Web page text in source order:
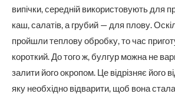
випічки, середній використовують для
каш, салатів, а грубий — для плову.
пройшли теплову обробку, то час
короткий. До того ж, булгур можна не
залити його окропом. Це відрізняє його
яку необхідно відварити, щоб вона